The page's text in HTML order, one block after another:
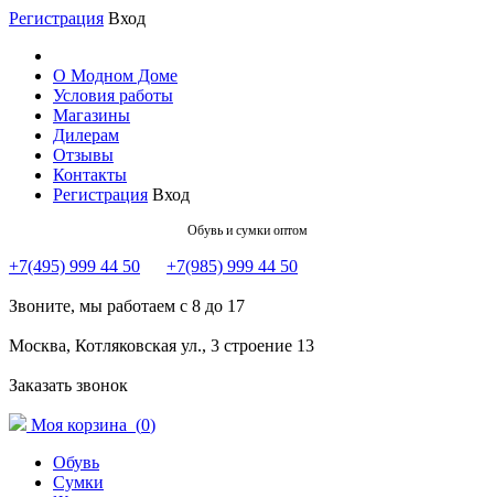
Регистрация Вход
О Модном Доме
Условия работы
Магазины
Дилерам
Отзывы
Контакты
Регистрация Вход
Обувь и сумки оптом
+7(495) 999 44 50 +7(985) 999 44 50
Звоните, мы работаем с 8 до 17
Москва, Котляковская ул., 3 строение 13
Заказать звонок
Моя корзина (0)
Обувь
Сумки